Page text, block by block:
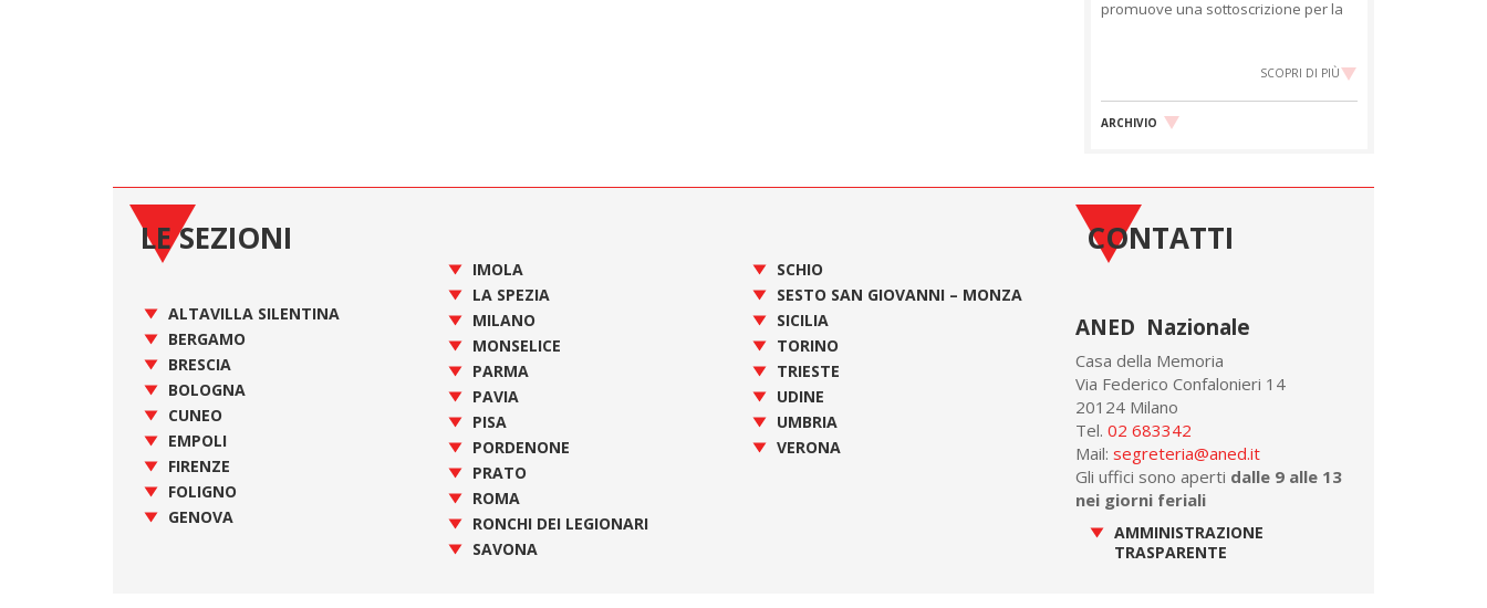
promuove una sottoscrizione per la
SCOPRI DI PIÙ
ARCHIVIO
LE SEZIONI
ALTAVILLA SILENTINA
BERGAMO
BRESCIA
BOLOGNA
CUNEO
EMPOLI
FIRENZE
FOLIGNO
GENOVA
IMOLA
LA SPEZIA
MILANO
MONSELICE
PARMA
PAVIA
PISA
PORDENONE
PRATO
ROMA
RONCHI DEI LEGIONARI
SAVONA
SCHIO
SESTO SAN GIOVANNI – MONZA
SICILIA
TORINO
TRIESTE
UDINE
UMBRIA
VERONA
CONTATTI
ANED Nazionale
Casa della Memoria
Via Federico Confalonieri 14
20124 Milano
Tel. 02 683342
Mail: segreteria@aned.it
Gli uffici sono aperti dalle 9 alle 13
nei giorni feriali
AMMINISTRAZIONE
TRASPARENTE